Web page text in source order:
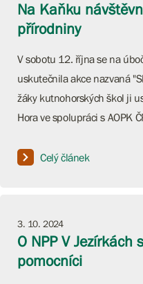
Na Kaňku
přírodniny
V sobotu 12. října se na
uskutečnila akce nazvaná
žáky kutnohorských škol ji
Hora ve spolupráci s AOPK
Celý článek
3. 10. 2024
O NPP V Jezírkách
pomocníci